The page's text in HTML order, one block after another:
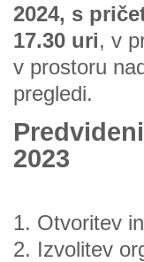
2024, s
17.30 uri, v
v prostoru
pregledi.
2023
1. Otvoritev
2. Izvolitev